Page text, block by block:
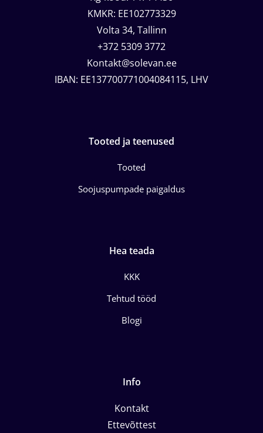
KMKR: EE102773329
Volta 34, Tallinn
+372 5309 3772
Kontakt@solevan.ee
IBAN: EE137700771004084115, LHV
Tooted ja teenused
Tooted
Soojuspumpade paigaldus
Hea teada
KKK
Tehtud tööd
Blogi
Info
Kontakt
Ettevõttest